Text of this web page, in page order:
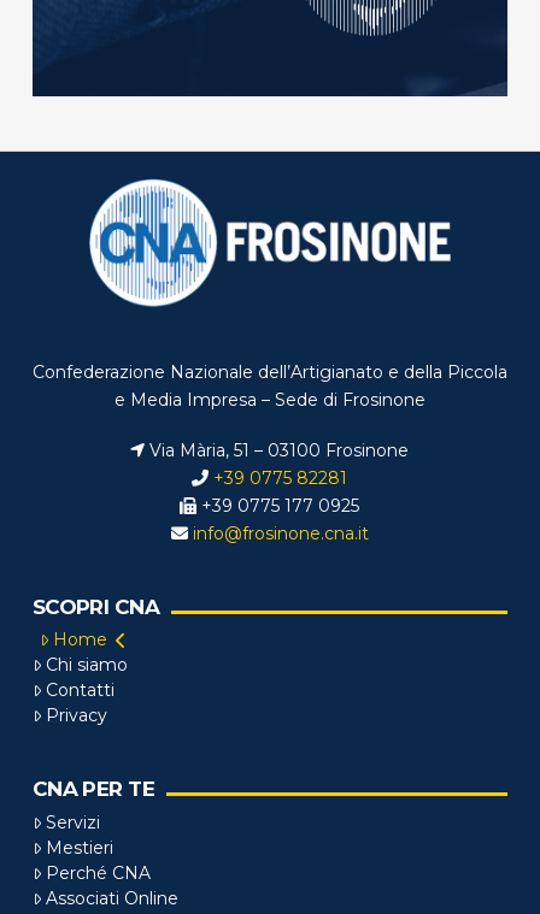
Confederazione Nazionale dell’Artigianato e della Piccola
e Media Impresa – Sede di Frosinone
Via Mària, 51 – 03100 Frosinone
+39 0775 82281
+39 0775 177 0925
info@frosinone.cna.it
SCOPRI CNA
Home
Chi siamo
Contatti
Privacy
CNA PER TE
Servizi
Mestieri
Perché CNA
Associati Online